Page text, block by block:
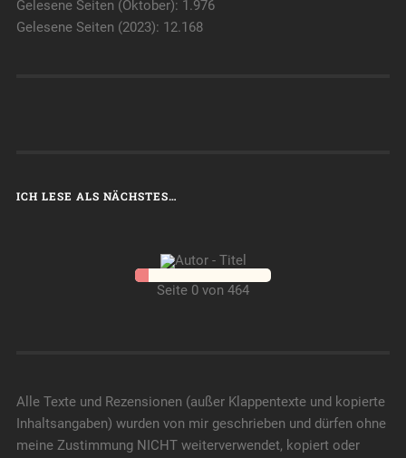
Gelesene Seiten (Oktober): 1.976
Gelesene Seiten (2023): 12.168
ICH LESE ALS NÄCHSTES…
Seite 0 von 464
Alle Texte und Rezensionen (außer Klappentexte und kopierte
Inhaltsangaben) wurden von mir geschrieben und dürfen ohne
meine Zustimmung NICHT weiterverwendet, kopiert oder